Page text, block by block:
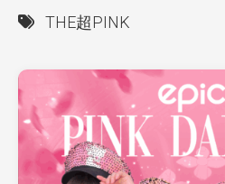
THE超PINK